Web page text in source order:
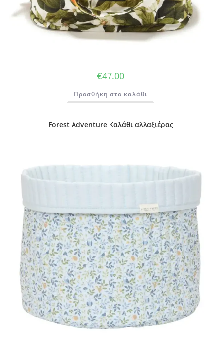
€47.00
Προσθήκη στο καλάθι
Forest Adventure Καλάθι αλλαξιέρας